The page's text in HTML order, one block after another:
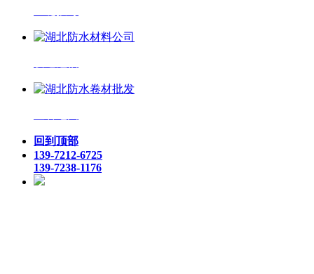
回到顶部
139-7212-6725
139-7238-1176